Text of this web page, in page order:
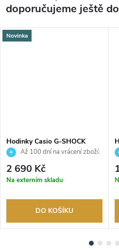
doporučujeme ještě
Novinka
Hodinky Casio G-SHOCK
GMA-S2100BA-2A2ER
Až 100 dní na vrácení zboží.
Autorizovaný prodejce.
2 690 Kč
Na externím skladu
DO KOŠÍKU